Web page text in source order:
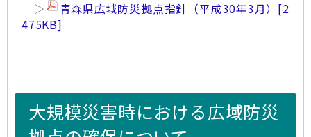
▷
青森県広域防災拠点指針（平成30年3月） [2
475KB]
大規模災害時における広域防災